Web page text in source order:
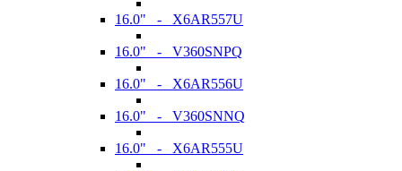
16.0" - X6AR557U
16.0" - V360SNPQ
16.0" - X6AR556U
16.0" - V360SNNQ
16.0" - X6AR555U